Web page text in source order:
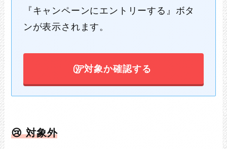
『キャンペーンにエントリーする』ボタ
ンが表示されます。
対象か確認する
😢 対象外